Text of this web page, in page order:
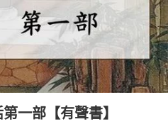
一部【有聲書】